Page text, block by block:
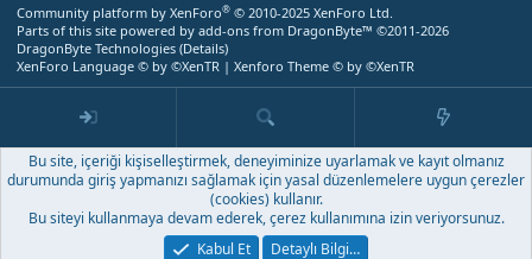
Community platform by XenForo® © 2010-2025 XenForo Ltd.
Parts of this site powered by add-ons from DragonByte™ ©2011-2026
DragonByte Technologies (Details)
XenForo Language © by ©XenTR | Xenforo Theme © by ©XenTR
Bu site, içeriği kişiselleştirmek, deneyiminize uyarlamak ve kayıt olmanız
durumunda giriş yapmanızı sağlamak için yasal düzenlemelere uygun çerezler
(cookies) kullanır.
Bu siteyi kullanmaya devam ederek, çerez kullanımına izin veriyorsunuz.
Kabul Et
Detaylı Bilgi…